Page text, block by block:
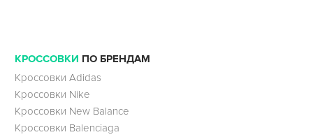
КРОССОВКИ ПО БРЕНДАМ
Кроссовки Adidas
Кроссовки Nike
Кроссовки New Balance
Кроссовки Balenciaga